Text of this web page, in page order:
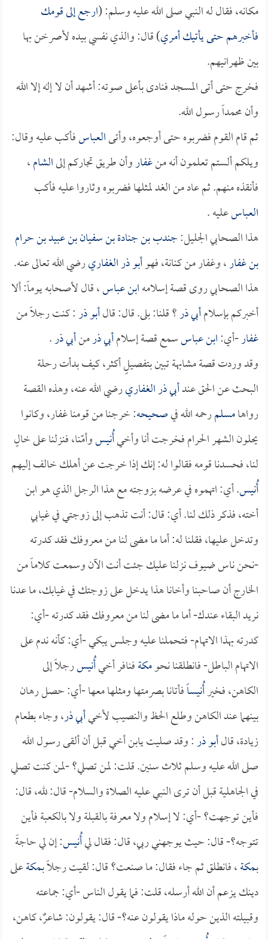
مكانه، فقال له النبي صلى الله عليه وسلم: (ارجع إلى قومك
فأخبرهم حتى يأتيك أمري) قال: والذي نفسي بيده لأصرخن بها
بين ظهرانيهم.
فخرج حتى أتى المسجد فنادى بأعلى صوته: أشهد أن لا إله إلا الله
وأن محمداً رسول الله.
ثم قام القوم فضربوه حتى أوجعوه، وأتىالعباسفأكب عليه وقال:
ويلكم ألستم تعلمون أنه منغفاروأن طريق تجاركم إلىالشام،
فأنقذه منهم. ثم عاد من الغد لمثلها فضربوه وثاروا عليه فأكب
العباسعليه .
هذا الصحابي الجليل:جندب بن جنادة بن سفيان بن عبيد بن حرام
بن غفار، وغفار من كنانة، فهوأبو ذر الغفاريرضي الله تعالى عنه.
هذا الصحابي روى قصة إسلامهابن عباس، قال لأصحابه يوماً: ألا
أخبركم بإسلامأبي ذر؟ قلنا: بلى. قال: قالأبو ذر: كنت رجلاً من
غفار-أي:ابن عباسسمع قصة إسلامأبي ذرمنأبي ذر.
وقد وردت قصة مشابهة تبين بتفصيلٍ أكثر، كيف بدأت رحلة
البحث عن الحق عندأبي ذر الغفاريرضي الله عنه، وهذه القصة
رواهامسلمرحمه الله فيصحيحه: خرجنا من قومنا غفار، وكانوا
يحلون الشهر الحرام فخرجت أنا وأخيأُنيسوأمّنا، فنزلنا على خالٍ
لنا، فحسدنا قومه فقالوا له: إنك إذا خرجت عن أهلك خالف إليهم
أُنيس. أي: اتهموه في عرضه بزوجته مع هذا الرجل الذي هو ابن
أخته، فذكر ذلك لنا. أي: قال: أنت تذهب إلى زوجتي في غيابي
وتدخل عليها، فقلنا له: أما ما مضى لنا من معروفك فقد كدرته
-نحن ناس ضيوف نزلنا عليك جئت أنت الآن وسمعت كلاماً من
الخارج أن صاحبنا وأخانا هذا يدخل على زوجتك في غيابك، ما عدنا
نريد البقاء عندك- أما ما مضى لنا من معروفك فقد كدرته -أي:
كدرته بهذا الاتهام- فتحملنا عليه وجلس يبكي -أي: كأنه ندم على
الاتهام الباطل- فانطلقنا نحومكةفنافر أخيأُنيسرجلاً إلى
الكاهن، فخيرأُنيساًفأتانا بصرمتها ومثلها معها -أي: حصل رهان
بينهما عند الكاهن وطلع الحظ والنصيب لأخيأبي ذر، وجاء بطعام
زيادة، قالأبو ذر: وقد صليت يابن أخي قبل أن ألقى رسول الله
صلى الله عليه وسلم ثلاث سنين. قلت: لمن تصلي؟ -لمن كنت تصلي
في الجاهلية قبل أن ترى النبي عليه الصلاة والسلام- قال: لله، قال:
فأين توجهت؟ -أي: لا إسلام ولا معرفة بالقبلة ولا بالكعبة فأين
تتوجه؟- قال: حيث يوجهني ربي، قال: فقال ليأُنيس: إن لي حاجةً
بـمكة، فانطلق ثم جاء فقال: ما صنعت؟ قال: لقيت رجلاً بـمكةعلى
دينك يزعم أن الله أرسله، قلت: فما يقول الناس -أي: جماعته
وقبيلته الذين حوله ماذا يقولون عنه؟- قال: يقولون: شاعرٌ، كاهن،